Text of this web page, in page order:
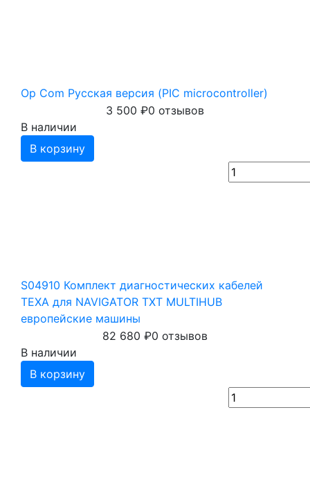
Op Com Русская версия (PIC microcontroller)
3 500 ₽0 отзывов
В наличии
В корзину
S04910 Комплект диагностических кабелей
TEXA для NAVIGATOR TXT MULTIHUB
европейские машины
82 680 ₽0 отзывов
В наличии
В корзину